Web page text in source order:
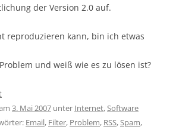
der Version 2.0 auf.
reproduzieren kann, bin ich etwas
und weiß wie es zu lösen ist?
3. Mai 2007 unter Internet,Software
Email, Filter, Problem, RSS,Spam,